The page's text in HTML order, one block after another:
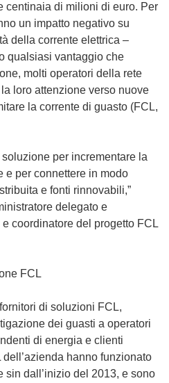
centinaia di milioni di euro. Per
un impatto negativo su
della corrente elettrica –
qualsiasi vantaggio che
molti operatori della rete
loro attenzione verso nuove
la corrente di guasto (FCL,
per incrementare la
e per connettere in modo
e fonti rinnovabili,”
delegato e
coordinatore del progetto FCL
FCL
di soluzioni FCL,
dei guasti a operatori
di energia e clienti
hanno funzionato
sin dall’inizio del 2013, e sono